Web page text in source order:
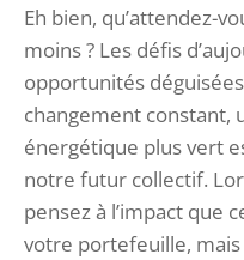
Eh bien, qu’attendez-
moins ? Les défis
opportunités
changement constant,
énergétique plus vert
notre futur collectif.
pensez à l’impact que
votre portefeuille,